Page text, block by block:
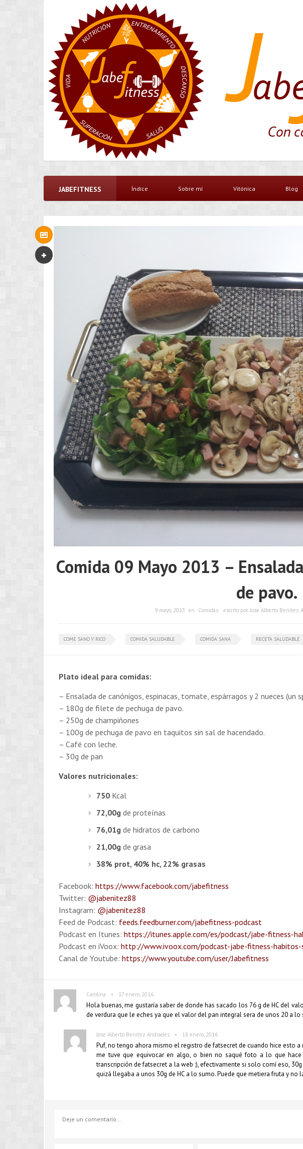
JABEFITNESS Índice Sobre mí Vitónica Blog
Comida 09 Mayo 2013 –
de pavo.
9 mayo, 2013 en Comidas escrito por Jose Alberto Benítez
COME SANO Y RICO COMIDA SALUDABLE COMIDA SANA RECETA SALUDABLE
Plato ideal para comidas:
– Ensalada de canónigos, espinacas, tomate, espárragos y 2 nueces (un
– 180g de filete de pechuga de pavo.
– 250g de champiñones
– 100g de pechuga de pavo en taquitos sin sal de hacendado.
– Café con leche.
– 30g de pan
Valores nutricionales:
750 Kcal
72,00g de proteínas
76,01g de hidratos de carbono
21,00g de grasa
38% prot, 40% hc, 22% grasas
Facebook: https://www.facebook.com/jabefitness
Twitter: @jabenitez88
Instagram: @jabenitez88
Feed de Podcast: feeds.feedburner.com/jabefitness-podcast
Podcast en Itunes: https://itunes.apple.com/es/podcast/jabe-fitness-
Podcast en iVoox: http://www.ivoox.com/podcast-jabe-fitness-
Canal de Youtube: https://www.youtube.com/user/Jabefitness
Carolina • 17 enero, 2016
Hola buenas, me gustaría saber de donde has sacado los 76 g de HC del
de verdura que le eches ya que el valor del pan integral sera de unos 20 a lo
Jose Alberto Benítez Andrades • 18 enero, 2016
Puf, no tengo ahora mismo el registro de fatsecret de cuando hice esto
me tuve que equivocar en algo, o bien no saqué foto a lo que
transcripción de fatsecret a la web :), efectivamente si solo comí eso,
quizá llegaba a unos 30g de HC a lo sumo. Puede que metiera fruta y no